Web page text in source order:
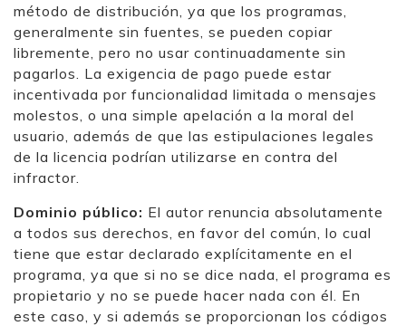
método de distribución, ya que los programas,
generalmente sin fuentes, se pueden copiar
libremente, pero no usar continuadamente sin
pagarlos. La exigencia de pago puede estar
incentivada por funcionalidad limitada o mensajes
molestos, o una simple apelación a la moral del
usuario, además de que las estipulaciones legales
de la licencia podrían utilizarse en contra del
infractor.
Dominio público: El autor renuncia absolutamente
a todos sus derechos, en favor del común, lo cual
tiene que estar declarado explícitamente en el
programa, ya que si no se dice nada, el programa es
propietario y no se puede hacer nada con él. En
este caso, y si además se proporcionan los códigos